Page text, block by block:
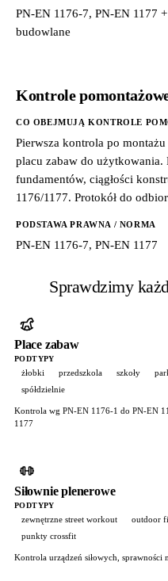
PN-EN 1176-7, PN-EN 1177
budowlane
Kontrole
CO OBEJMUJĄ KONTROLE
Pierwsza kontrola po
placu zabaw do użytkowania.
fundamentów, ciągłości
1176/1177. Protokół do
PODSTAWA PRAWNA / NORMA
PN-EN 1176-7, PN-EN 1177
Sprawdzimy
Place zabaw
PODTYPY
żłobki przedszkola szkoły
spółdzielnie
Kontrola wg PN-EN 1176-1 do PN-EN
1177
Siłownie plenerowe
PODTYPY
zewnętrzne street workout outdoor
punkty crossfit
Kontrola urządzeń siłowych, sprawności